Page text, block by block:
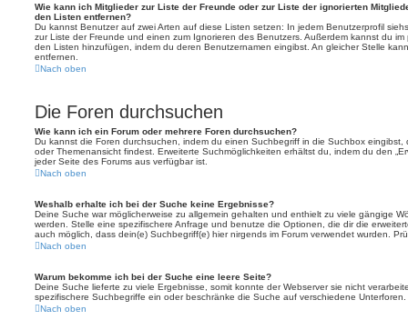
Wie kann ich Mitglieder zur Liste der Freunde oder zur Liste der ignorierten
den Listen entfernen?
Du kannst Benutzer auf zwei Arten auf diese Listen setzen: In jedem Benutzerprofil
zur Liste der Freunde und einen zum Ignorieren des Benutzers. Außerdem kannst du
den Listen hinzufügen, indem du deren Benutzernamen eingibst. An gleicher Stelle
entfernen.
Nach oben
Die Foren durchsuchen
Wie kann ich ein Forum oder mehrere Foren durchsuchen?
Du kannst die Foren durchsuchen, indem du einen Suchbegriff in die Suchbox eingibst,
oder Themenansicht findest. Erweiterte Suchmöglichkeiten erhältst du, indem du den
jeder Seite des Forums aus verfügbar ist.
Nach oben
Weshalb erhalte ich bei der Suche keine Ergebnisse?
Deine Suche war möglicherweise zu allgemein gehalten und enthielt zu viele gängige
werden. Stelle eine spezifischere Anfrage und benutze die Optionen, die dir die
auch möglich, dass dein(e) Suchbegriff(e) hier nirgends im Forum verwendet wurden.
Nach oben
Warum bekomme ich bei der Suche eine leere Seite?
Deine Suche lieferte zu viele Ergebnisse, somit konnte der Webserver sie nicht
spezifischere Suchbegriffe ein oder beschränke die Suche auf verschiedene Unterforen.
Nach oben